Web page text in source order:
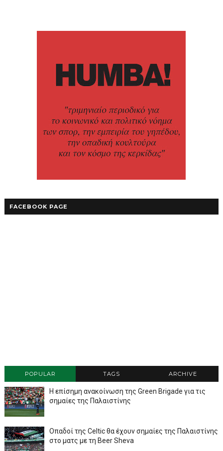
FACEBOOK PAGE
POPULAR TAGS ARCHIVE
Η επίσημη ανακοίνωση της Green Brigade για τις
σημαίες της Παλαιστίνης
Οπαδοί της Celtic θα έχουν σημαίες της Παλαιστίνης
στο ματς με τη Beer Sheva